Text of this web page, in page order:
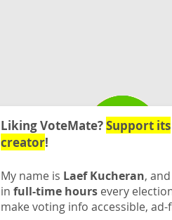
Liking VoteMate?Support its
creator!
My name is Laef Kucheran,
in full-time hours every
make voting info accessible, ad-